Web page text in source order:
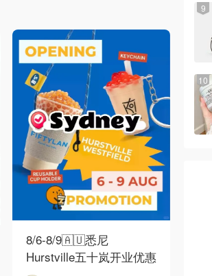
8/6-8/9🇦🇺悉尼
Hurstville五十岚开业优惠